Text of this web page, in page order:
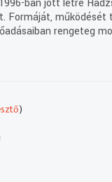
Formáját,
rengeteg
)